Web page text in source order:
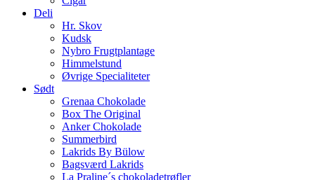
Deli
Hr. Skov
Kudsk
Nybro Frugtplantage
Himmelstund
Øvrige Specialiteter
Sødt
Grenaa Chokolade
Box The Original
Anker Chokolade
Summerbird
Lakrids By Bülow
Bagsværd Lakrids
La Praline´s chokoladetrøfler